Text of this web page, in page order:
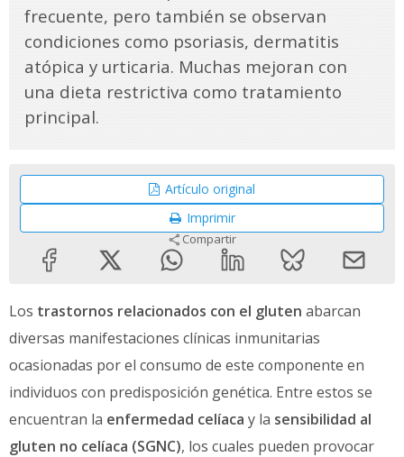
frecuente, pero también se observan
condiciones como psoriasis, dermatitis
atópica y urticaria. Muchas mejoran con
una dieta restrictiva como tratamiento
principal.
Artículo original
Imprimir
Compartir
Los trastornos relacionados con el gluten abarcan
diversas manifestaciones clínicas inmunitarias
ocasionadas por el consumo de este componente en
individuos con predisposición genética. Entre estos se
encuentran la enfermedad celíaca y la sensibilidad al
gluten no celíaca (SGNC), los cuales pueden provocar